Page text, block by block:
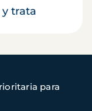
trata
para